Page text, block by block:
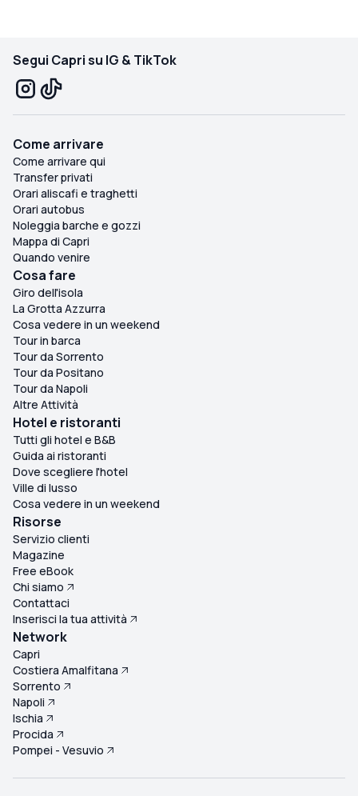
Segui Capri su IG & TikTok
Come arrivare
Come arrivare qui
Transfer privati
Orari aliscafi e traghetti
Orari autobus
Noleggia barche e gozzi
Mappa di Capri
Quando venire
Cosa fare
Giro dell'isola
La Grotta Azzurra
Cosa vedere in un weekend
Tour in barca
Tour da Sorrento
Tour da Positano
Tour da Napoli
Altre Attività
Hotel e ristoranti
Tutti gli hotel e B&B
Guida ai ristoranti
Dove scegliere l'hotel
Ville di lusso
Cosa vedere in un weekend
Risorse
Servizio clienti
Magazine
Free eBook
Chi siamo
Contattaci
Inserisci la tua attività
Network
Capri
Costiera Amalfitana
Sorrento
Napoli
Ischia
Procida
Pompei - Vesuvio